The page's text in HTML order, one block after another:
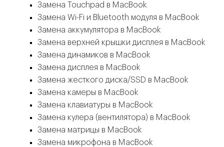
Замена Touchpad в MacBook
Замена Wi-Fi и Bluetooth модуля в MacBook
Замена аккумулятора в MacBook
Замена верхней крышки дисплея в MacBook
Замена динамиков в MacBook
Замена дисплея в MacBook
Замена жесткого диска/SSD в MacBook
Замена камеры в MacBook
Замена клавиатуры в MacBook
Замена кулера (вентилятора) в MacBook
Замена матрицы в MacBook
Замена микрофона в MacBook